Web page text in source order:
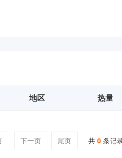
地区 热量
下一页 尾页 共 0 条记